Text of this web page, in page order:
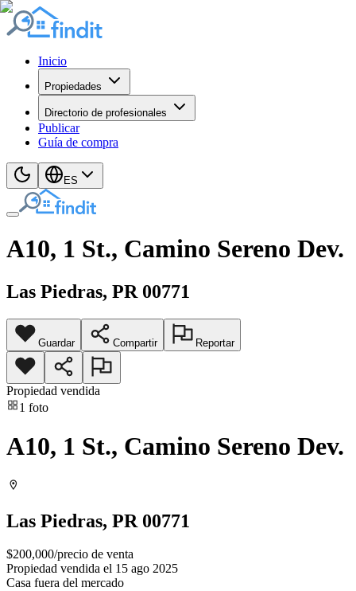
Inicio
Propiedades
Directorio de profesionales
Publicar
Guía de compra
ES
A10, 1 St., Camino Sereno Dev.
Las Piedras, PR 00771
Guardar Compartir Reportar
Propiedad vendida
1 foto
A10, 1 St., Camino Sereno Dev.
Las Piedras, PR 00771
$200,000/precio de venta
Propiedad vendida el 15 ago 2025
Casa fuera del mercado